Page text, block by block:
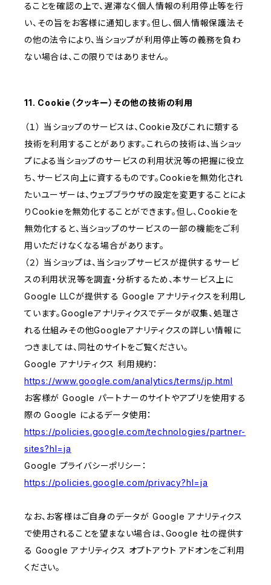
ることを確認の上で、遅滞なく個人情報の利用停止等を行
い、その旨をお客様に通知します。但し、個人情報保護法そ
の他の法令により、当ショップが利用停止等の義務を負わ
ない場合は、この限りではありません。
11. Cookie（クッキー）その他の技術の利用
（１） 当ショップのサービスは、Cookie及びこれに類する
技術を利用することがあります。これらの技術は、当ショッ
プによる当ショップのサービスの利用状況等の把握に役立
ち、サービス向上に資するものです。Cookieを無効化され
たいユーザーは、ウェブブラウザの設定を変更することによ
りCookieを無効化することができます。但し、Cookieを
無効化すると、当ショップのサービスの一部の機能をご利
用いただけなくなる場合があります。
（２） 当ショップは、当ショップサービスが提供するサービ
スの利用状況等を調査・分析するため、本サービス上に
Google LLCが提供する Google アナリティクスを利用し
ています。Googleアナリティクスでデータが収集、処理さ
れる仕組みその他Googleアナリティクスの詳しい情報に
つきましては、同社のサイトをご覧ください。
Google アナリティクス 利用規約：
https://www.google.com/analytics/terms/jp.html
お客様が Google パートナーのサイトやアプリを使用する
際の Google によるデータ使用：
https://policies.google.com/technologies/partner-
sites?hl=ja
Google プライバシーポリシー：
https://policies.google.com/privacy?hl=ja
なお、お客様はご自身のデータが Google アナリティクス
で使用されることを望まない場合は、Google 社の提供す
る Google アナリティクス オプトアウト アドオンをご利用
ください。